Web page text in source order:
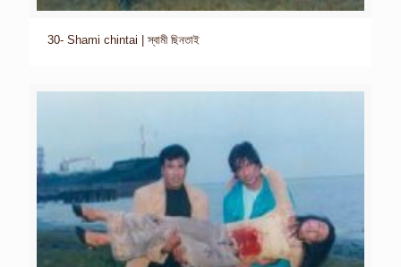
30- Shami chintai | স্বামী ছিনতাই